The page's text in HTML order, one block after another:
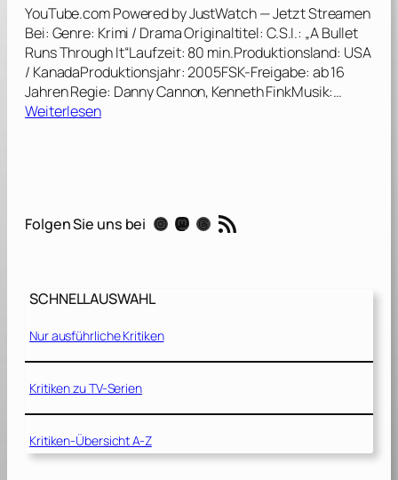
YouTube.com Powered by JustWatch — Jetzt Streamen
Bei: Genre: Krimi / Drama Originaltitel: C.S.I.: „A Bullet
Runs Through It“Laufzeit: 80 min.Produktionsland: USA
/ KanadaProduktionsjahr: 2005FSK-Freigabe: ab 16
Jahren Regie: Danny Cannon, Kenneth FinkMusik:…
Weiterlesen:
.
t
r
t
L
V
e
Folgen Sie uns bei Instagram Mastodon Threads RSS-Feed
SCHNELLAUSWAHL
Nur ausführliche Kritiken
Kritiken zu TV-Serien
Kritiken-Übersicht A-Z